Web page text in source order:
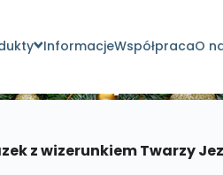
InformacjeWspółpracaO
z wizerunkiem Twarzy